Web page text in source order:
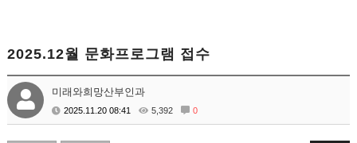
2025.12월 문화프로그램 접수
미래와희망산부인과
2025.11.20 08:41 5,392 0